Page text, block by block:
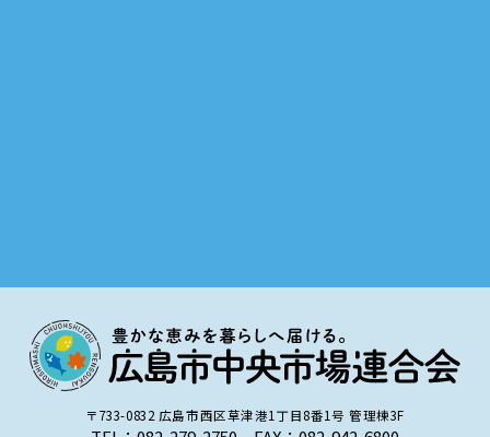
〒733-0832 広島市西区草津港1丁目8番1号 管理棟3F